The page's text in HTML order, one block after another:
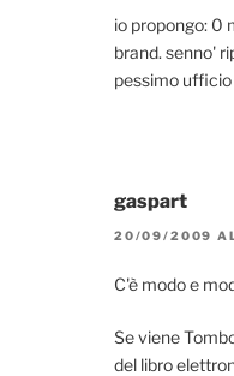
io propongo: 0
brand. senno'
pessimo
gaspart
20/09/2009
C'è modo e
Se viene
del libro